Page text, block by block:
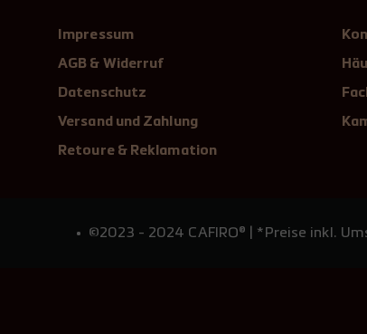
Impressum
AGB & Widerruf
Datenschutz
Versand und Zahlung
Retoure & Reklamation
©2023 - 2024 CAFIRO® | *Preise inkl.